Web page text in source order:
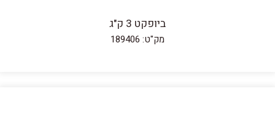
ביופקט 3 ק"ג
מק"ט: 189406